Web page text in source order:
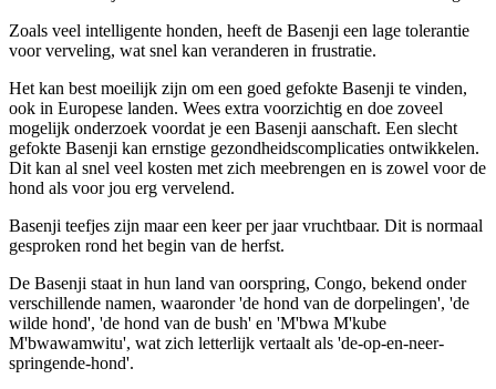
Zoals veel intelligente honden, heeft de Basenji een lage tolerantie
voor verveling, wat snel kan veranderen in frustratie.
Het kan best moeilijk zijn om een goed gefokte Basenji te vinden,
ook in Europese landen. Wees extra voorzichtig en doe zoveel
mogelijk onderzoek voordat je een Basenji aanschaft. Een slecht
gefokte Basenji kan ernstige gezondheidscomplicaties ontwikkelen.
Dit kan al snel veel kosten met zich meebrengen en is zowel voor de
hond als voor jou erg vervelend.
Basenji teefjes zijn maar een keer per jaar vruchtbaar. Dit is normaal
gesproken rond het begin van de herfst.
De Basenji staat in hun land van oorspring, Congo, bekend onder
verschillende namen, waaronder 'de hond van de dorpelingen', 'de
wilde hond', 'de hond van de bush' en 'M'bwa M'kube
M'bwawamwitu', wat zich letterlijk vertaalt als 'de-op-en-neer-
springende-hond'.